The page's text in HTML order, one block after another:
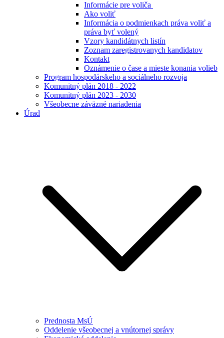
Informácie pre voliča
Ako voliť
Informácia o podmienkach práva voliť a
práva byť volený
Vzory kandidátnych listín
Zoznam zaregistrovanych kandidatov
Kontakt
Oznámenie o čase a mieste konania volieb
Program hospodárskeho a sociálneho rozvoja
Komunitný plán 2018 - 2022
Komunitný plán 2023 - 2030
Všeobecne záväzné nariadenia
Úrad
Prednosta MsÚ
Oddelenie všeobecnej a vnútornej správy